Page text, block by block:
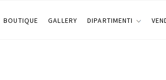
BOUTIQUE GALLERY DIPARTIMENTI